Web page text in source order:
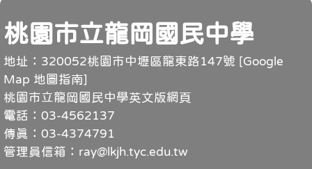
頁尾
桃園市立龍岡國民中學
地址：320052桃園市中壢區龍東路147號 [Google
Map 地圖指南]
桃園市立龍岡國民中學英文版網頁
電話：03-4562137
傳真：03-4374791
管理員信箱：ray@lkjh.tyc.edu.tw